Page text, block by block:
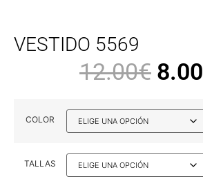
VESTIDO 5569
12.00€ 8.00
COLOR
TALLAS